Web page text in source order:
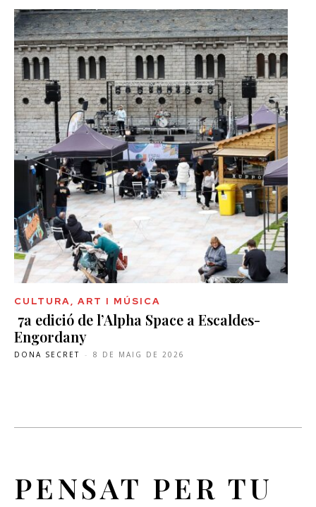
CULTURA, ART I MÚSICA
7a edició de l’Alpha Space a Escaldes-
Engordany
DONA SECRET - 8 DE MAIG DE 2026
PENSAT PER TU